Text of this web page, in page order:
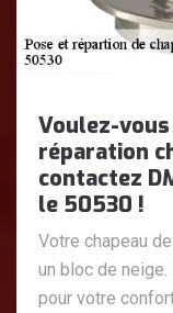
Voulez-
réparation
contactez
le 50530 !
Votre chapeau
un bloc de
pour votre